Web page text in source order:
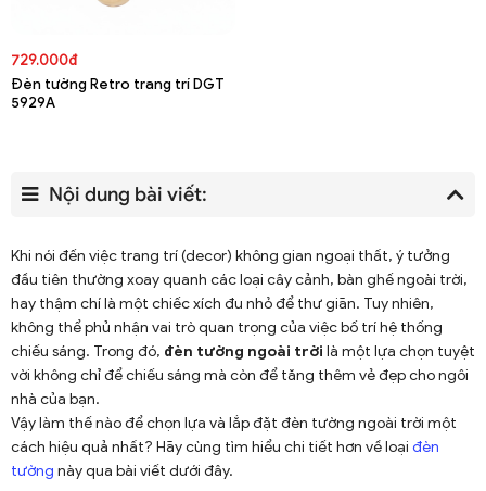
729.000đ
Đèn tường Retro trang trí DGT
5929A
Nội dung bài viết:
Khi nói đến việc trang trí (decor) không gian ngoại thất, ý tưởng
đầu tiên thường xoay quanh các loại cây cảnh, bàn ghế ngoài trời,
hay thậm chí là một chiếc xích đu nhỏ để thư giãn. Tuy nhiên,
không thể phủ nhận vai trò quan trọng của việc bố trí hệ thống
chiếu sáng. Trong đó, đèn tường ngoài trời là một lựa chọn tuyệt
vời không chỉ để chiếu sáng mà còn để tăng thêm vẻ đẹp cho ngôi
nhà của bạn.
Vậy làm thế nào để chọn lựa và lắp đặt đèn tường ngoài trời một
cách hiệu quả nhất? Hãy cùng tìm hiểu chi tiết hơn về loại đèn
tường này qua bài viết dưới đây.